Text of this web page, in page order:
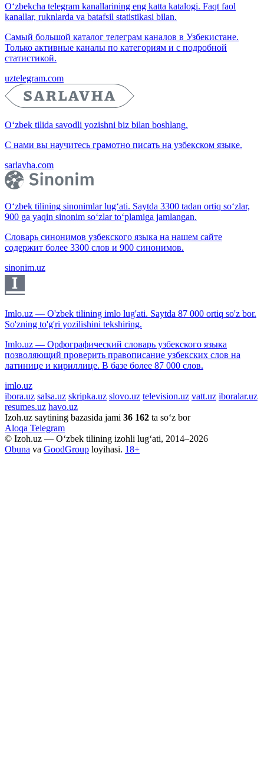
O‘zbekcha telegram kanallarining eng katta katalogi. Faqt faol
kanallar, ruknlarda va batafsil statistikasi bilan.
Самый большой каталог телеграм каналов в Узбекистане.
Только активные каналы по категориям и с подробной
статистикой.
uztelegram.com
O‘zbek tilida savodli yozishni biz bilan boshlang.
С нами вы научитесь грамотно писать на узбекском языке.
sarlavha.com
O‘zbek tilining sinonimlar lug‘ati. Saytda 3300 tadan ortiq so‘zlar,
900 ga yaqin sinonim so‘zlar to‘plamiga jamlangan.
Словарь синонимов узбекского языка на нашем сайте
содержит более 3300 слов и 900 синонимов.
sinonim.uz
Imlo.uz — O'zbek tilining imlo lug'ati. Saytda 87 000 ortiq so'z bor.
So'zning to'g'ri yozilishini tekshiring.
Imlo.uz — Орфографический словарь узбекского языка
позволяющий проверить правописание узбекских слов на
латинице и кириллице. В базе более 87 000 слов.
imlo.uz
ibora.uz salsa.uz skripka.uz slovo.uz television.uz vatt.uz iboralar.uz
resumes.uz havo.uz
Izoh.uz saytining bazasida jami 36 162 ta so‘z bor
Aloqa Telegram
© Izoh.uz — O‘zbek tilining izohli lug‘ati, 2014–2026
Obuna va GoodGroup loyihasi. 18+